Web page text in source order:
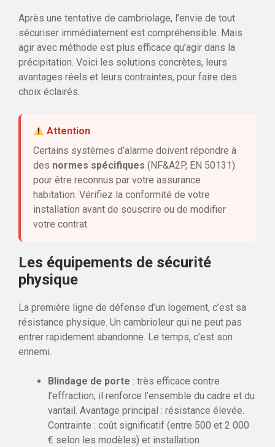
Après une tentative de cambriolage, l’envie de tout
sécuriser immédiatement est compréhensible. Mais
agir avec méthode est plus efficace qu’agir dans la
précipitation. Voici les solutions concrètes, leurs
avantages réels et leurs contraintes, pour faire des
choix éclairés.
Attention
Certains systèmes d’alarme doivent répondre à
des normes spécifiques (NF&A2P, EN 50131)
pour être reconnus par votre assurance
habitation. Vérifiez la conformité de votre
installation avant de souscrire ou de modifier
votre contrat.
Les équipements de sécurité
physique
La première ligne de défense d’un logement, c’est sa
résistance physique. Un cambrioleur qui ne peut pas
entrer rapidement abandonne. Le temps, c’est son
ennemi.
Blindage de porte : très efficace contre
l’effraction, il renforce l’ensemble du cadre et du
vantail. Avantage principal : résistance élevée.
Contrainte : coût significatif (entre 500 et 2 000
€ selon les modèles) et installation